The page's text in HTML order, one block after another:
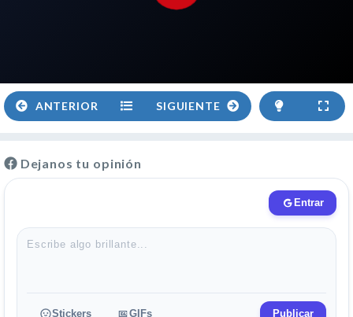
ANTERIOR SIGUIENTE
Dejanos tu opinión